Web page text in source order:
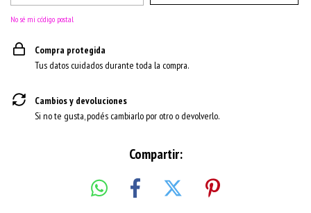
No sé mi código postal
Compra protegida
Tus datos cuidados durante toda la compra.
Cambios y devoluciones
Si no te gusta, podés cambiarlo por otro o devolverlo.
Compartir: